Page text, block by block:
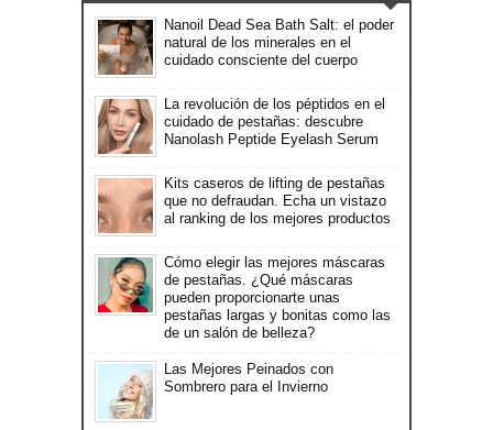
Nanoil Dead Sea Bath Salt: el poder
natural de los minerales en el
cuidado consciente del cuerpo
La revolución de los péptidos en el
cuidado de pestañas: descubre
Nanolash Peptide Eyelash Serum
Kits caseros de lifting de pestañas
que no defraudan. Echa un vistazo
al ranking de los mejores productos
Cómo elegir las mejores máscaras
de pestañas. ¿Qué máscaras
pueden proporcionarte unas
pestañas largas y bonitas como las
de un salón de belleza?
Las Mejores Peinados con
Sombrero para el Invierno